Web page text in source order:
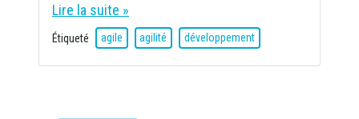
Lire la suite »
Étiqueté agile agilité développement